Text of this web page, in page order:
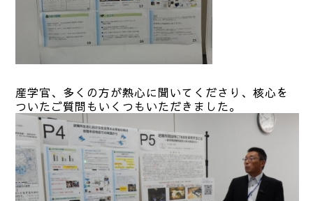
産学官、多くの方が熱心に聞いてくださり、核心を
ついたご質問もいくつもいただきました。